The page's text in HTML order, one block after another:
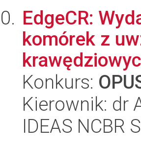
EdgeCR:
komórek z
Konkurs:
Kierownik: dr
IDEAS NCBR